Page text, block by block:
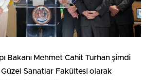
Bakanı Mehmet Cahit Turhan şimdi
Sanatlar Fakültesi olarak